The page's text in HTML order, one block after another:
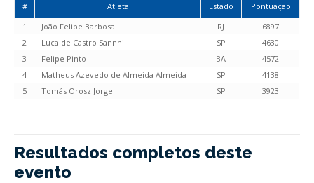
# Atleta Estado
Pontuação
1
João Felipe Barbosa RJ
6897
2
Luca de Castro Sannni SP
4630
3
Felipe Pinto BA
4572
4
Matheus Azevedo de Almeida Almeida SP
4138
5
Tomás Orosz Jorge SP 3923
Resultados completos deste
evento